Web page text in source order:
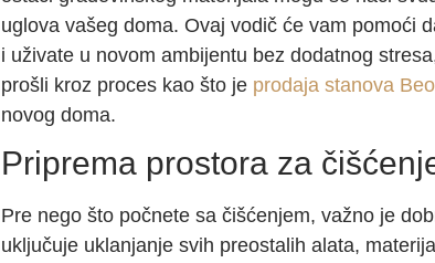
uglova vašeg doma. Ovaj vodič će vam pomoći
i uživate u novom ambijentu bez dodatnog
prošli kroz proces kao što je prodaja stanova
novog doma.
Priprema prostora za
Pre nego što počnete sa čišćenjem, važno je
uključuje uklanjanje svih preostalih alata,